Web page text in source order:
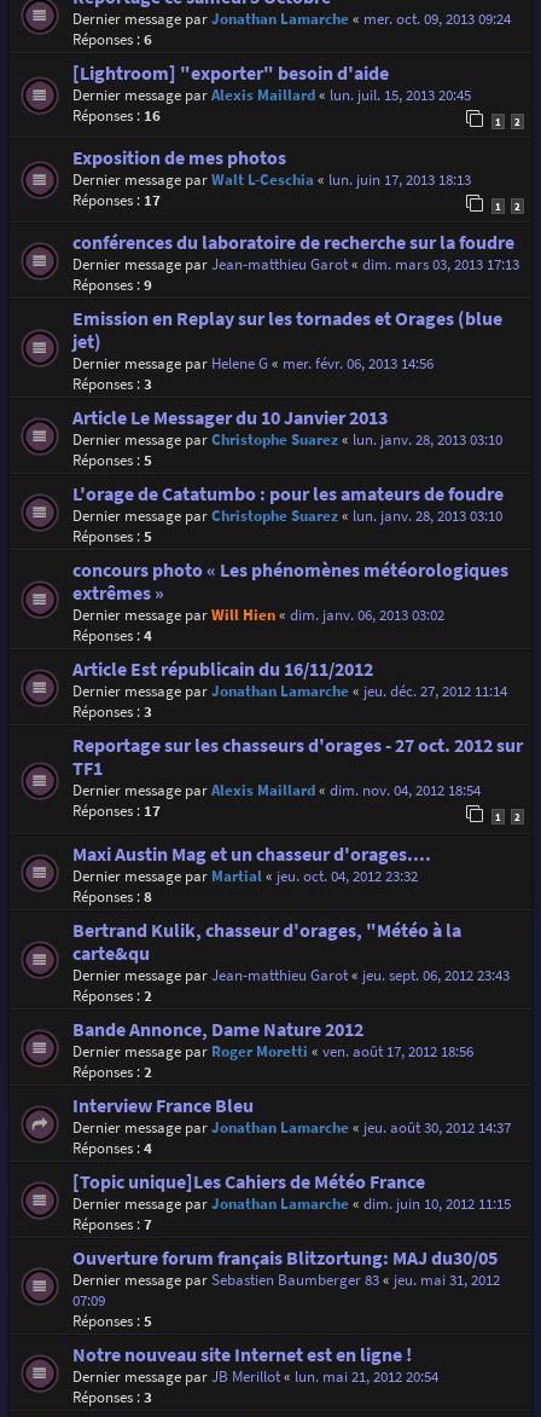
Dernier message parJonathan Lamarche« mer. oct. 09, 2013 09:24
Réponses :6
[Lightroom] "exporter" besoin d'aide
Dernier message parAlexis Maillard« lun. juil. 15, 2013 20:45
Réponses : 16 1 2
Exposition de mes photos
Dernier message parWalt L-Ceschia « lun. juin 17, 2013 18:13
Réponses : 17 1 2
conférences du laboratoire de recherche sur la foudre
Dernier message parJean-matthieu Garot« dim. mars 03, 2013 17:13
Réponses :9
Emission en Replay sur les tornades et Orages (blue
jet)
Dernier message par Helene G« mer. févr. 06, 2013 14:56
Réponses :3
Article Le Messager du 10 Janvier 2013
Dernier message parChristophe Suarez« lun. janv. 28, 2013 03:10
Réponses :5
L'orage de Catatumbo : pour les amateurs de foudre
Dernier message parChristophe Suarez« lun. janv. 28, 2013 03:10
Réponses :5
concours photo « Les phénomènes météorologiques
extrêmes »
Dernier message parWill Hien« dim. janv. 06, 2013 03:02
Réponses :4
Article Est républicain du 16/11/2012
Dernier message parJonathan Lamarche« jeu. déc. 27, 2012 11:14
Réponses :3
Reportage sur les chasseurs d'orages - 27 oct. 2012 sur
TF1
Dernier message parAlexis Maillard« dim. nov. 04, 2012 18:54
Réponses : 17 1 2
Maxi Austin Mag et un chasseur d'orages....
Dernier message par Martial« jeu. oct. 04, 2012 23:32
Réponses :8
Bertrand Kulik, chasseur d'orages, "Météo à la
carte&qu
Dernier message parJean-matthieu Garot« jeu. sept. 06, 2012 23:43
Réponses :2
Bande Annonce, Dame Nature 2012
Dernier message par Roger Moretti « ven. août 17, 2012 18:56
Réponses :2
Interview France Bleu
Dernier message parJonathan Lamarche« jeu. août 30, 2012 14:37
Réponses :4
[Topic unique]Les Cahiers de Météo France
Dernier message parJonathan Lamarche« dim. juin 10, 2012 11:15
Réponses :7
Ouverture forum français Blitzortung: MAJ du30/05
Dernier message parSebastien Baumberger 83« jeu. mai 31, 2012
07:09
Réponses :5
Notre nouveau site Internet est en ligne !
Dernier message parJB Merillot« lun. mai 21, 2012 20:54
Réponses :3